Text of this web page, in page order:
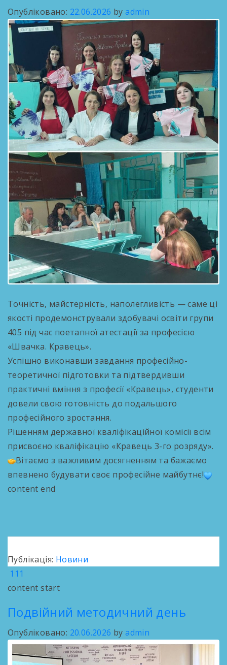
Опубліковано: 22.06.2026 by admin
Точність, майстерність, наполегливість — саме ці
якості продемонстрували здобувачі освіти групи
405 під час поетапної атестації за професією
«Швачка. Кравець».
Успішно виконавши завдання професійно-
теоретичної підготовки та підтвердивши
практичні вміння з професії «Кравець», студенти
довели свою готовність до подальшого
професійного зростання.
Рішенням державної кваліфікаційної комісії всім
присвоєно кваліфікацію «Кравець 3-го розряду».
Вітаємо з важливим досягненням та бажаємо
впевнено будувати своє професійне майбутнє!
content end
Публікація: Новини
111
content start
Подвійний методичний день
Опубліковано: 20.06.2026 by admin